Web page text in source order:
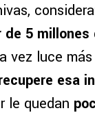
de 5
vez luce
esa
le quedan